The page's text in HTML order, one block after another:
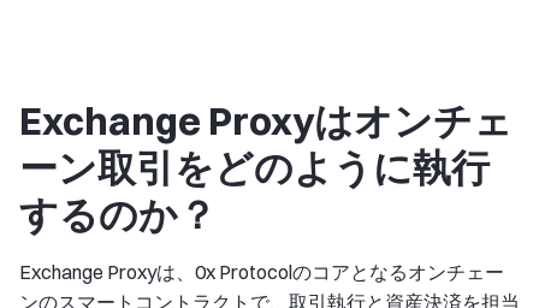
Exchange Proxyはオンチェ
ーン取引をどのように執行
するのか？
Exchange Proxyは、0x Protocolのコアとなるオンチェー
ンのスマートコントラクトで、取引執行と資産決済を担当